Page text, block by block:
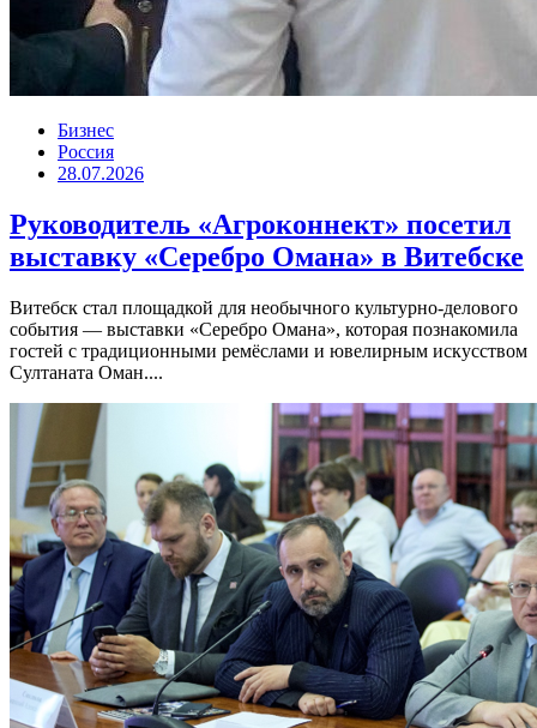
Бизнес
Россия
28.07.2026
Руководитель «Агроконнект» посетил
выставку «Серебро Омана» в Витебске
Витебск стал площадкой для необычного культурно-делового
события — выставки «Серебро Омана», которая познакомила
гостей с традиционными ремёслами и ювелирным искусством
Султаната Оман....